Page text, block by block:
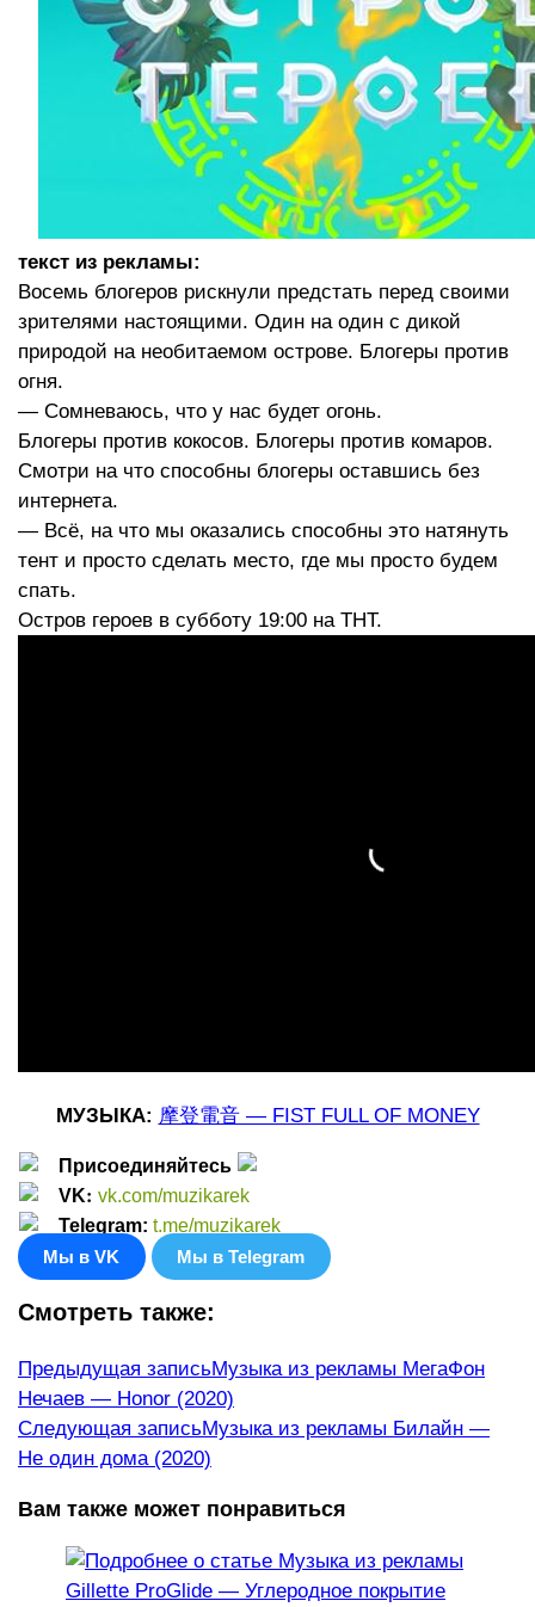
текст из рекламы:
Восемь блогеров рискнули предстать перед своими
зрителями настоящими. Один на один с дикой
природой на необитаемом острове. Блогеры против
огня.
— Сомневаюсь, что у нас будет огонь.
Блогеры против кокосов. Блогеры против комаров.
Смотри на что способны блогеры оставшись без
интернета.
— Всё, на что мы оказались способны это натянуть
тент и просто сделать место, где мы просто будем
спать.
Остров героев в субботу 19:00 на ТНТ.
МУЗЫКА: 摩登電音 — FIST FULL OF MONEY
Присоединяйтесь
VK: vk.com/muzikarek
Telegram: t.me/muzikarek
Мы в VK Мы в Telegram
Смотреть также:
Еще
статьи
Предыдущая записьМузыка из рекламы МегаФон
Нечаев — Honor (2020)
Следующая записьМузыка из рекламы Билайн —
Не один дома (2020)
Вам также может понравиться